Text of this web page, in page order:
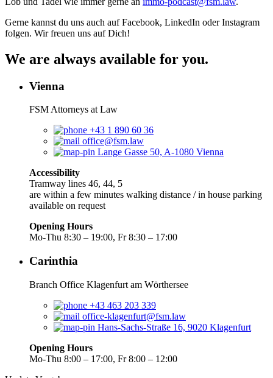
Gerne kannst du uns auch auf Facebook, LinkedIn oder Instagram
folgen. Wir freuen uns auf Dich!
We are always available for you.
Vienna
FSM Attorneys at Law
+43 1 890 60 36
office@fsm.law
Lange Gasse 50, A-1080 Vienna
Accessibility
Tramway lines 46, 44, 5
are within a few minutes walking distance / in house parking
available on request
Opening Hours
Mo-Thu 8:30 – 19:00, Fr 8:30 – 17:00
Carinthia
Branch Office Klagenfurt am Wörthersee
+43 463 203 339
office-klagenfurt@fsm.law
Hans-Sachs-Straße 16, 9020 Klagenfurt
Opening Hours
Mo-Thu 8:00 – 17:00, Fr 8:00 – 12:00